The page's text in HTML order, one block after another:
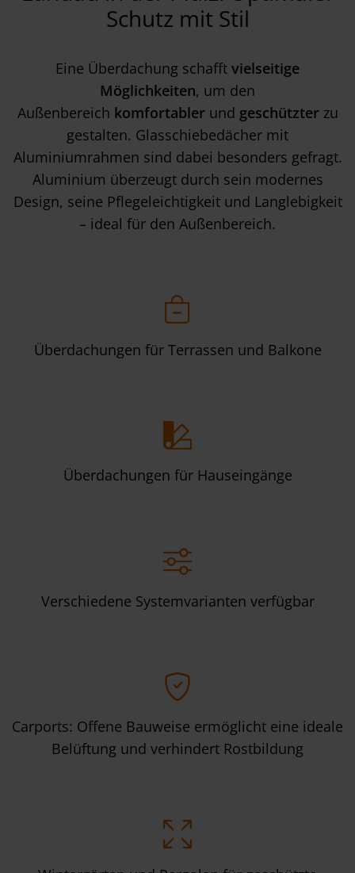
Schutz mit Stil
Eine Überdachung schafft vielseitige
Möglichkeiten, um den
Außenbereich komfortabler und geschützter zu
gestalten. Glasschiebedächer mit
Aluminiumrahmen sind dabei besonders gefragt.
Aluminium überzeugt durch sein modernes
Design, seine Pflegeleichtigkeit und Langlebigkeit
– ideal für den Außenbereich.
Überdachungen für Terrassen und Balkone
Überdachungen für Hauseingänge
Verschiedene Systemvarianten verfügbar
Carports: Offene Bauweise ermöglicht eine ideale
Belüftung und verhindert Rostbildung